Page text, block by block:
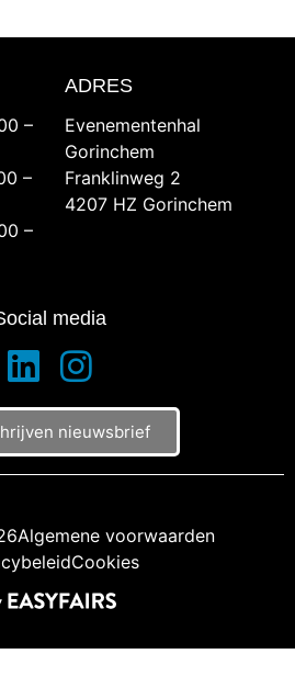
–
–
–
ADRES
Evenementenhal
Gorinchem
Franklinweg 2
4207 HZ Gorinchem
media
nieuwsbrief
Algemene voorwaarden
Cookies